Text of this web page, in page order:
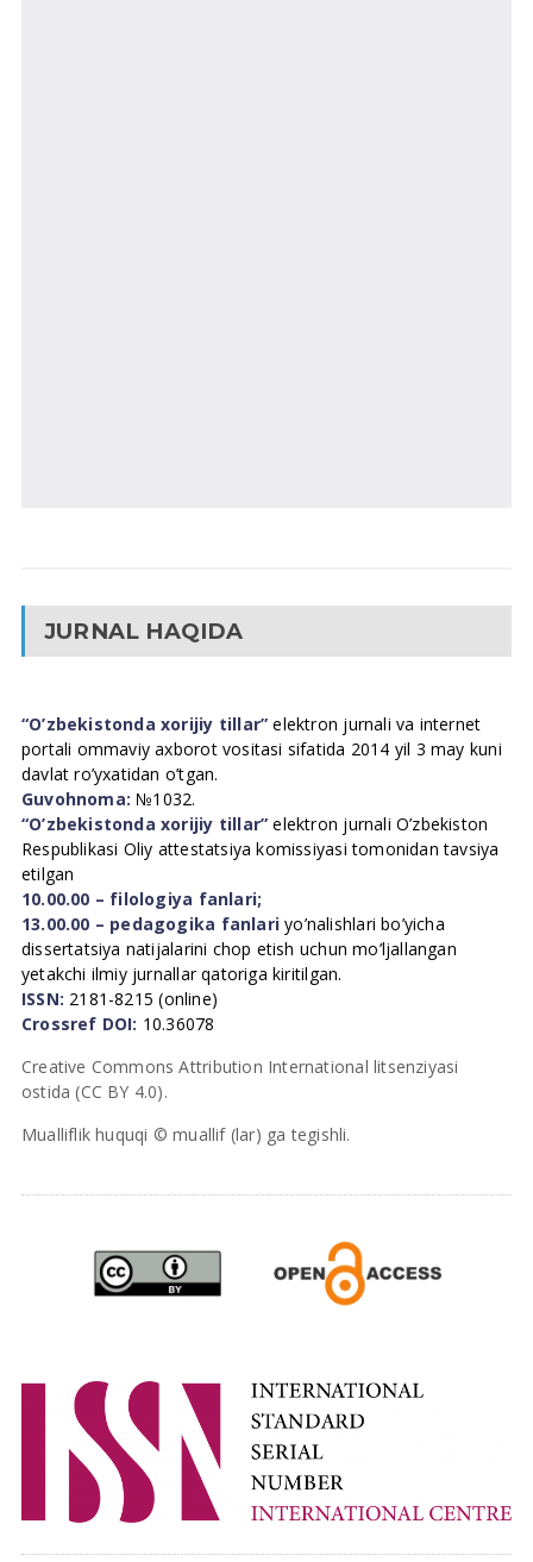
JURNAL HAQIDA
“O’zbekistonda xorijiy tillar” elektron jurnali va internet
portali ommaviy axborot vositasi sifatida 2014 yil 3 may kuni
davlat ro’yxatidan o’tgan.
Guvohnoma: №1032.
“O’zbekistonda xorijiy tillar” elektron jurnali O’zbekiston
Respublikasi Oliy attestatsiya komissiyasi tomonidan tavsiya
etilgan
10.00.00 – filologiya fanlari;
13.00.00 – pedagogika fanlari yo’nalishlari bo’yicha
dissertatsiya natijalarini chop etish uchun mo’ljallangan
yetakchi ilmiy jurnallar qatoriga kiritilgan.
ISSN: 2181-8215 (online)
Crossref DOI: 10.36078
Creative Commons Attribution International litsenziyasi
ostida (CC BY 4.0).
Mualliflik huquqi © muallif (lar) ga tegishli.